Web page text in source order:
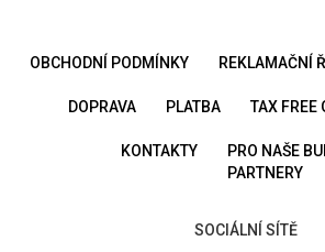
OBCHODNÍ PODMÍNKY REKLAMAČNÍ
DOPRAVA PLATBA TAX FREE
KONTAKTY
PRO NAŠE
PARTNERY
SOCIÁLNÍ SÍTĚ